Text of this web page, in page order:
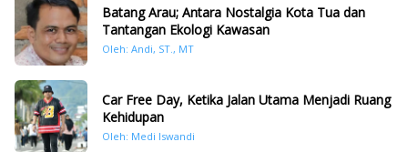
Batang Arau; Antara Nostalgia Kota Tua dan
Tantangan Ekologi Kawasan
Oleh: Andi, ST., MT
Car Free Day, Ketika Jalan Utama Menjadi Ruang
Kehidupan
Oleh: Medi Iswandi